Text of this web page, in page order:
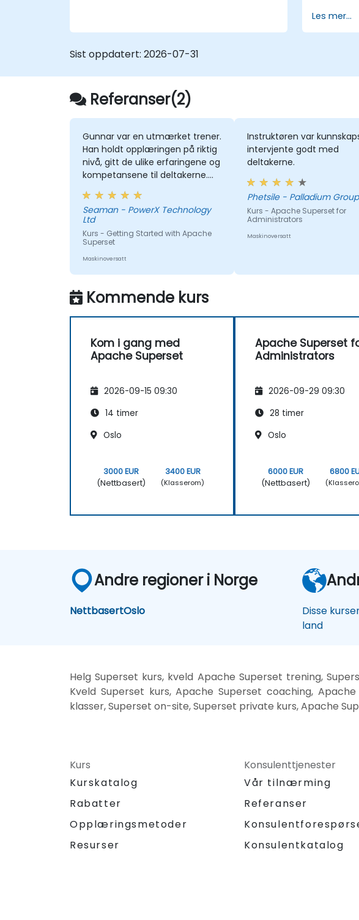
For å
Les mer...
Sist oppdatert: 2026-07-31
Referanser(2)
Gunnar var en utmærket trener.
Han holdt opplæringen på riktig
nivå, gitt de ulike erfaringene og
kompetansene til deltakerne.
Han var meget personlig og
injeksjonerte så mye
entusiasme og humor som
mulig over de to dagene. Han
sørget for at vi var engasjert
besvart på en åpen og ærlig
måte.
Seaman - PowerX Technology
Ltd
Kurs - Getting Started with Apache
Superset
Maskinoversatt
Instruktøren var
intervjente godt med
deltakerne.
Phetsile - Palladium Group
Kurs - Apache Superset for
Administrators
Maskinoversatt
Kommende kurs
Kom i gang med
Apache Superset
2026-09-15 09:30
14 timer
Oslo
3000 EUR
(Nettbasert)
3400 EUR
(Klasserom)
Apache Superset
Administrators
2026-09-29 09:30
28 timer
Oslo
6000 EUR
(Nettbasert)
6800
Andre regioner i Norge
NettbasertOslo
Disse
land
Helg Superset kurs, kveld Apache Superset trening,
Kveld Superset kurs, Apache Superset coaching,
klasser, Superset on-site, Superset private kurs, Apache
Kurs
Kurskatalog
Rabatter
Opplæringsmetoder
Resurser
Konsulenttjenester
Vår tilnærming
Referanser
Konsulentkatalog